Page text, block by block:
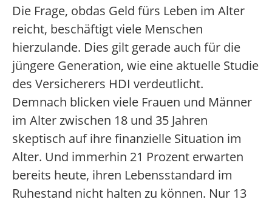
Die Frage, obdas Geld fürs Leben im Alter
reicht, beschäftigt viele Menschen
hierzulande. Dies gilt gerade auch für die
jüngere Generation, wie eine aktuelle Studie
des Versicherers HDI verdeutlicht.
Demnach blicken viele Frauen und Männer
im Alter zwischen 18 und 35 Jahren
skeptisch auf ihre finanzielle Situation im
Alter. Und immerhin 21 Prozent erwarten
bereits heute, ihren Lebensstandard im
Ruhestand nicht halten zu können. Nur 13